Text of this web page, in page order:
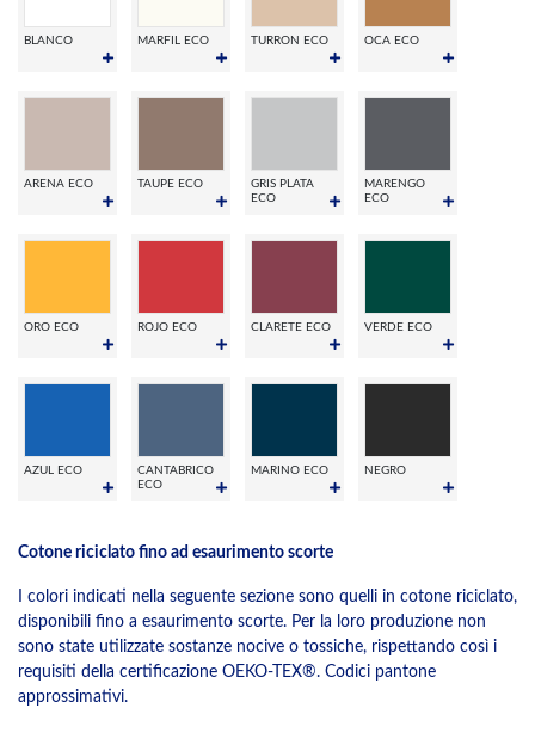
BLANCO MARFIL ECO TURRON ECO OCA ECO
ARENA ECO TAUPE ECO
GRIS PLATA
ECO
MARENGO
ECO
ORO ECO ROJO ECO CLARETE ECO VERDE ECO
AZUL ECO
CANTABRICO
ECO
MARINO ECO NEGRO
Cotone riciclato fino ad esaurimento scorte
I colori indicati nella seguente sezione sono quelli in cotone riciclato,
disponibili fino a esaurimento scorte. Per la loro produzione non
sono state utilizzate sostanze nocive o tossiche, rispettando così i
requisiti della certificazione OEKO-TEX®. Codici pantone
approssimativi.